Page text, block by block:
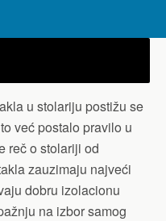
u stolariju postižu se
već postalo pravilo u
reč o stolariji od
zauzimaju najveći
dobru izolacionu
na izbor samog